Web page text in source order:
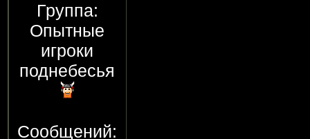
Группа:
Опытные
игроки
поднебесья
Сообщений: